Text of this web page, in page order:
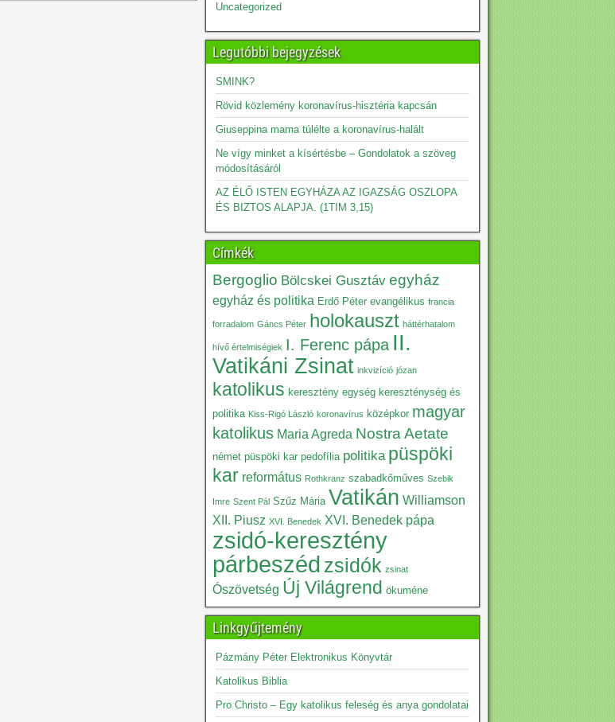
Uncategorized
Legutóbbi bejegyzések
SMINK?
Rövid közlemény koronavírus-hisztéria kapcsán
Giuseppina mama túlélte a koronavírus-halált
Ne vígy minket a kísértésbe – Gondolatok a szöveg
módosításáról
AZ ÉLŐ ISTEN EGYHÁZA AZ IGAZSÁG OSZLOPA
ÉS BIZTOS ALAPJA. (1TIM 3,15)
Címkék
Bergoglio Bölcskei Gusztáv egyház
egyház és politika Erdő Péter evangélikus francia
forradalom Gáncs Péter holokauszt háttérhatalom
hívő értelmiségiek I. Ferenc pápa II.
Vatikáni Zsinat inkvizíció józan
katolikus keresztény egység kereszténység és
politika Kiss-Rigó László koronavírus középkor magyar
katolikus Maria Agreda Nostra Aetate
német püspöki kar pedofília politika püspöki
kar református Rothkranz szabadkőműves Szebik
Imre Szent Pál Szűz Mária Vatikán Williamson
XII. Piusz XVI. Benedek XVI. Benedek pápa
zsidó-keresztény
párbeszéd zsidók zsinat
Ószövetség Új Világrend ökuméne
Linkgyűjtemény
Pázmány Péter Elektronikus Könyvtár
Katolikus Biblia
Pro Christo – Egy katolikus feleség és anya gondolatai